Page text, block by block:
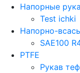
Напорные
Test ichki
Напорно-
SAE100
PTFE
Рукав